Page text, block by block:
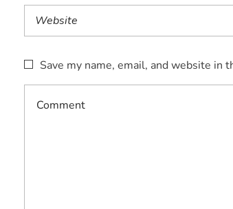
Save my name, email, and website in